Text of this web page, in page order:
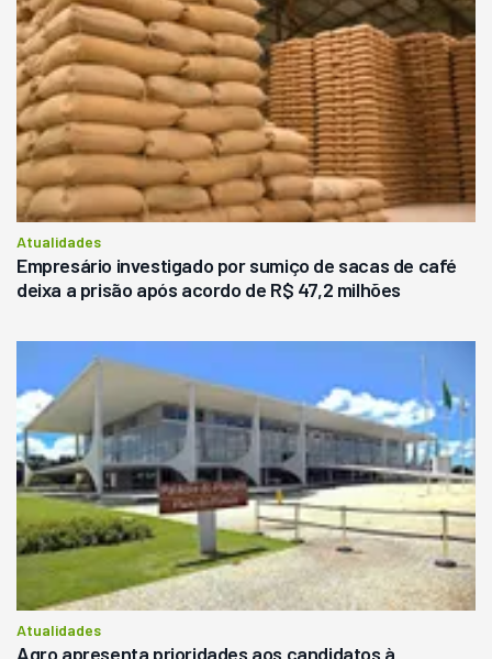
Atualidades
Empresário investigado por sumiço de sacas de café
deixa a prisão após acordo de R$ 47,2 milhões
Atualidades
Agro apresenta prioridades aos candidatos à